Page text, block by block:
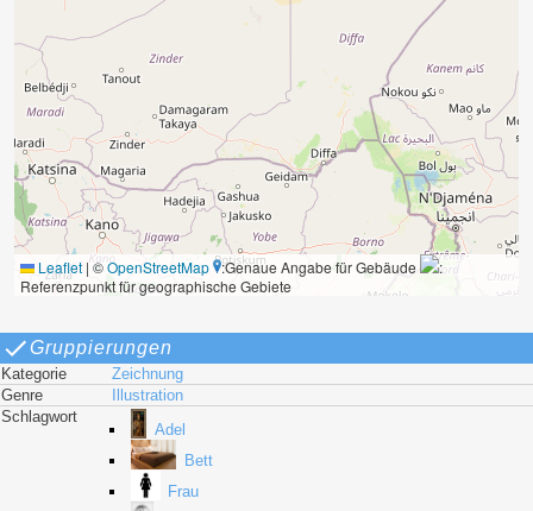
Leaflet |©OpenStreetMap :Genaue Angabe für Gebäude
:
Referenzpunkt für geographische Gebiete
Gruppierungen
Kategorie
Zeichnung
Genre
Illustration
Schlagwort
Adel
Bett
Frau